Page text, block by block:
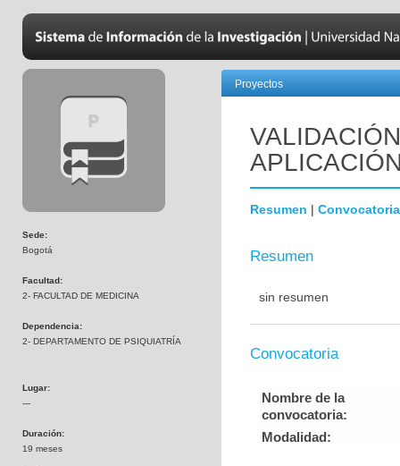
Sede:
Bogotá
Facultad:
2- FACULTAD DE MEDICINA
Dependencia:
2- DEPARTAMENTO DE PSIQUIATRÍA
Lugar:
---
Duración:
19 meses
Proyectos
Resumen | Convocatoria
Resumen
sin resumen
Convocatoria
Nombre de la
convocatoria:
Modalidad: